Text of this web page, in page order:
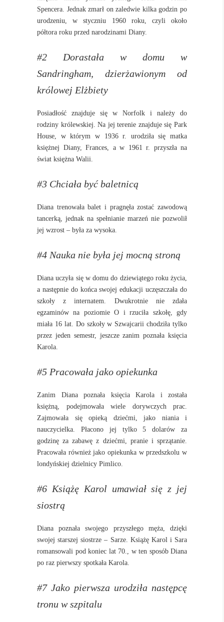
Spencera. Jednak zmarł on zaledwie kilka godzin po
urodzeniu, w styczniu 1960 roku, czyli około
półtora roku przed narodzinami Diany.
#2 Dorastała w domu w
Sandringham, dzierżawionym od
królowej Elżbiety
Posiadłość znajduje się w Norfolk i należy do
rodziny królewskiej. Na jej terenie znajduje się Park
House, w którym w 1936 r. urodziła się matka
księżnej Diany, Frances, a w 1961 r. przyszła na
świat księżna Walii.
#3 Chciała być baletnicą
Diana trenowała balet i pragnęła zostać zawodową
tancerką, jednak na spełnianie marzeń nie pozwolił
jej wzrost – była za wysoka.
#4 Nauka nie była jej mocną stroną
Diana uczyła się w domu do dziewiątego roku życia,
a następnie do końca swojej edukacji uczęszczała do
szkoły z internatem. Dwukrotnie nie zdała
egzaminów na poziomie O i rzuciła szkołę, gdy
miała 16 lat. Do szkoły w Szwajcarii chodziła tylko
przez jeden semestr, jeszcze zanim poznała księcia
Karola.
#5 Pracowała jako opiekunka
Zanim Diana poznała księcia Karola i została
księżną, podejmowała wiele dorywczych prac.
Zajmowała się opieką dziećmi, jako niania i
nauczycielka. Płacono jej tylko 5 dolarów za
godzinę za zabawę z dziećmi, pranie i sprzątanie.
Pracowała również jako opiekunka w przedszkolu w
londyńskiej dzielnicy Pimlico.
#6 Książę Karol umawiał się z jej
siostrą
Diana poznała swojego przyszłego męża, dzięki
swojej starszej siostrze – Sarze. Książę Karol i Sara
romansowali pod koniec lat 70., w ten sposób Diana
po raz pierwszy spotkała Karola.
#7 Jako pierwsza urodziła następcę
tronu w szpitalu